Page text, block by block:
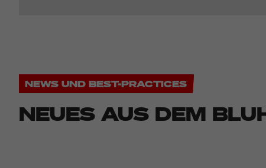
NEWS UND BEST-PRACTICES
NEUES AUS DEM